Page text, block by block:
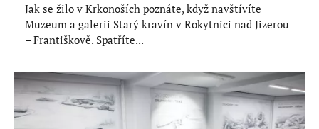
Jak se žilo v Krkonoších poznáte, když navštívíte
Muzeum a galerii Starý kravín v Rokytnici nad Jizerou
– Františkově. Spatříte...